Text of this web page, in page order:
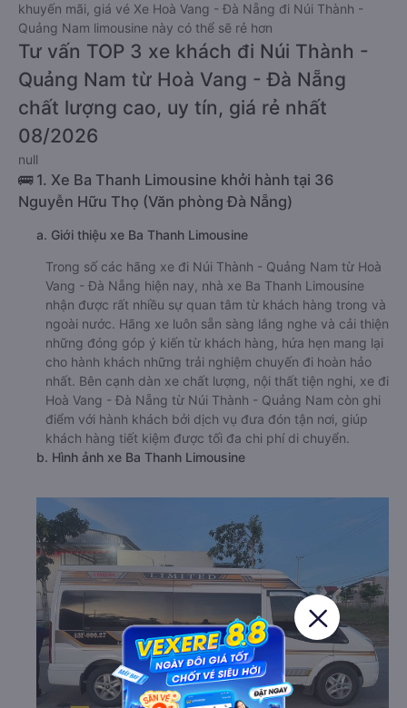
khuyến mãi, giá vé Xe Hoà Vang - Đà Nẵng đi Núi Thành -
Quảng Nam limousine này có thể sẽ rẻ hơn
Tư vấn TOP 3 xe khách đi Núi Thành -
Quảng Nam từ Hoà Vang - Đà Nẵng
chất lượng cao, uy tín, giá rẻ nhất
08/2026
null
🚌 1. Xe Ba Thanh Limousine khởi hành tại 36
Nguyễn Hữu Thọ (Văn phòng Đà Nẵng)
a. Giới thiệu xe Ba Thanh Limousine
Trong số các hãng xe đi Núi Thành - Quảng Nam từ Hoà
Vang - Đà Nẵng hiện nay, nhà xe Ba Thanh Limousine
nhận được rất nhiều sự quan tâm từ khách hàng trong và
ngoài nước. Hãng xe luôn sẵn sàng lắng nghe và cải thiện
những đóng góp ý kiến từ khách hàng, hứa hẹn mang lại
cho hành khách những trải nghiệm chuyến đi hoàn hảo
nhất. Bên cạnh dàn xe chất lượng, nội thất tiện nghi, xe đi
Hoà Vang - Đà Nẵng từ Núi Thành - Quảng Nam còn ghi
điểm với hành khách bởi dịch vụ đưa đón tận nơi, giúp
khách hàng tiết kiệm được tối đa chi phí di chuyển.
b. Hình ảnh xe Ba Thanh Limousine